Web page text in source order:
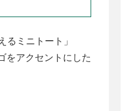
ミニトート」
をアクセントにした